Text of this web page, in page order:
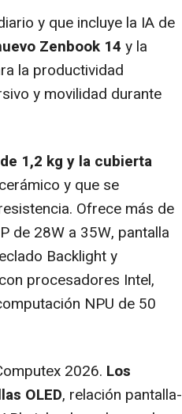
y que incluye la IA de
Zenbook 14 y la
la productividad
y movilidad durante
1,2 kg y la cubierta
y que se
Ofrece más de
de 28W a 35W, pantalla
Backlight y
procesadores Intel,
NPU de 50
2026. Los
OLED, relación pantalla-